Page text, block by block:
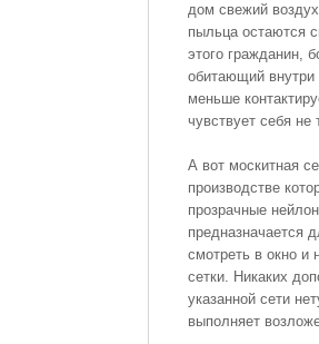
дом свежий
пыльца остаются
этого гражданин,
обитающий
меньше
чувствует себя не
А вот москитная
производстве
прозрачные
предназначается
смотреть в окно и
сетки. Никаких
указанной сети
выполняет